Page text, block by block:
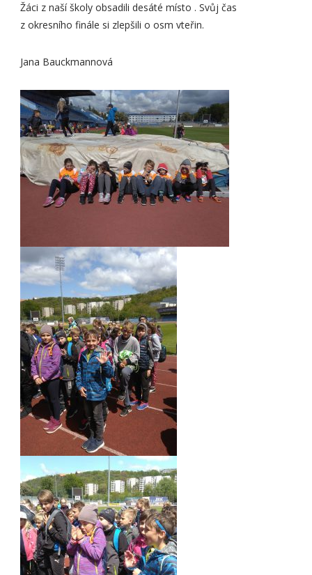
Žáci z naší školy obsadili desáté místo . Svůj čas
z okresního finále si zlepšili o osm vteřin.
Jana Bauckmannová